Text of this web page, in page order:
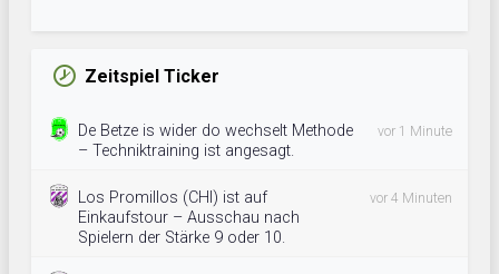
Zeitspiel Ticker
De Betze is wider do wechselt Methode
– Techniktraining ist angesagt.
vor 1 Minute
Los Promillos (CHI) ist auf
Einkaufstour – Ausschau nach
Spielern der Stärke 9 oder 10.
vor 4 Minuten